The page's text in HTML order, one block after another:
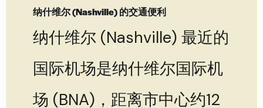
纳什维尔 (Nashville) 的交通便利
纳什维尔 (Nashville) 最近的
国际机场是纳什维尔国际机
场 (BNA)，距离市中心约12